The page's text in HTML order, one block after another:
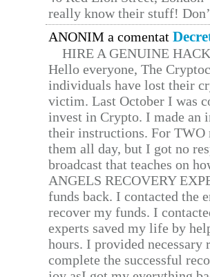
really know their stuff!
ANONIM a comentat
HIRE A GENUINE
Hello everyone, The
individuals have lost their
victim. Last October I was
invest in Crypto. I made
their instructions. For TWO
them all day, but I got no
broadcast that teaches on
ANGELS RECOVERY
funds back. I contacted the
recover my funds. I
experts saved my life by
hours. I provided
complete the successful